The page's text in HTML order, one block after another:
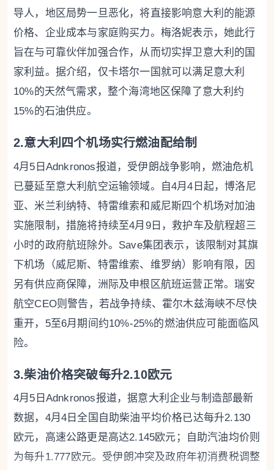
导人，地区局势一旦恶化，将直接影响意大利的能源
价格、企业成本与家庭购买力。梅洛妮表示，她此行
旨在与可靠伙伴加强合作，从而切实捍卫意大利的国
家利益。据介绍，仅卡塔尔一国就可以满足意大利
10%的天然气需求，整个海湾地区保障了意大利约
15%的石油供应。
2.意大利四个机场实行燃油配给制
4月5日Adnkronos报道，受伊朗战争影响，燃油危机
已蔓延至意大利航空运输领域。自4月4日起，博洛尼
亚、米兰利纳特、特雷维索和威尼斯四个机场对加油
实施限制，措施将持续至4月9日，救护车及航程超三
小时的政府航班除外。Save集团表示，该限制对其旗
下机场（威尼斯、特雷维索、维罗纳）影响有限，因
另有供应商保障，洲际及申根区航班运营正常。瑞安
航空CEO则警告，若战争持续、霍尔木兹海峡不尽快
重开，5至6月期间约10%-25%的燃油供应可能面临风
险。
3.柴油价格突破每升2.10欧元
4月5日Adnkronos报道，据意大利企业与制造部最新
数据，4月4日全国自助柴油平均价格已达每升2.130
欧元，高速公路更是高达2.145欧元；自助汽油均价则
为每升1.777欧元。受伊朗冲突及政府年初消费税调整